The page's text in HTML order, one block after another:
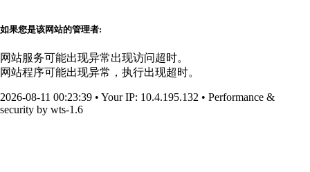
如果您是该网站的管理者:
网站服务可能出现异常出现访问超时。
网站程序可能出现异常，执行出现超时。
2026-08-11 00:23:39 • Your IP: 10.4.195.132 • Performance &
security by wts-1.6